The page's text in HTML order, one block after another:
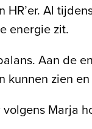
HR’er. Al
energie zit.
Aan de
kunnen zien
Marja